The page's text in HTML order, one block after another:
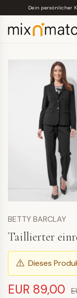
Skip to main
Dein persönlicher
BETTY BARCLAY
Taillierter
Dieses
EUR 89,00